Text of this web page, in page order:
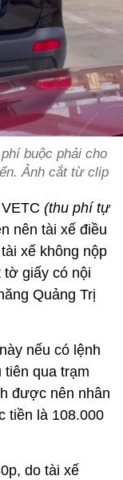
buộc phải cho
Ảnh cắt từ clip
(thu phí tự
nên tài xế điều
xế không nộp
tờ giấy có nội
Quảng Trị
nếu có lệnh
qua trạm
được nên nhân
tiền là 108.000
do tài xế